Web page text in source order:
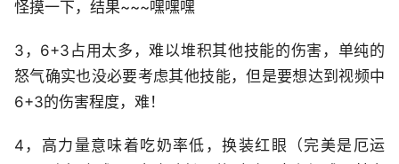
怪摸一下，结果~~~嘿嘿嘿
3，6+3占用太多，难以堆积其他技能的伤害，单纯的
怒气确实也没必要考虑其他技能，但是要想达到视频中
6+3的伤害程度，难！
4，高力量意味着吃奶率低，换装红眼（完美是厄运